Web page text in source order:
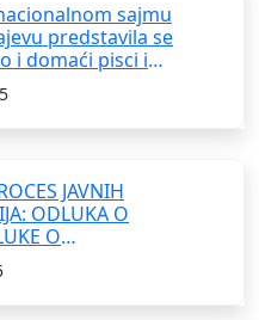
sajmu
predstavila se
i domaći pisci i
JAVNIH
O
O
ZA IZRADU
O